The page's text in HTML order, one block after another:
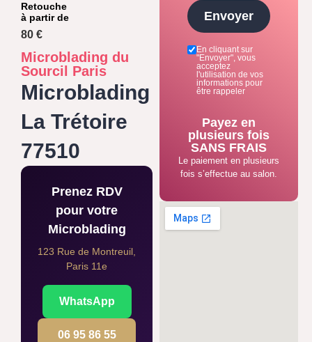
Retouche
à partir de
80 €
Microblading du
Sourcil Paris
Microblading
La Trétoire
77510
Prenez RDV
pour votre
Microblading
123 Rue de Montreuil,
Paris 11e
WhatsApp
06 95 86 55
En cliquant sur
"Envoyer", vous
acceptez
l'utilisation de vos
informations pour
être rappeler
Envoyer
Payez en
plusieurs fois
SANS FRAIS
Le paiement en plusieurs
fois s’effectue au salon.